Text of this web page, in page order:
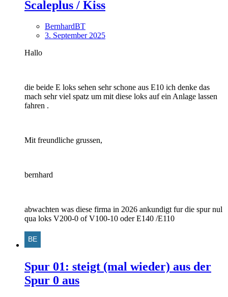
Scaleplus / Kiss
BernhardBT
3. September 2025
Hallo
die beide E loks sehen sehr schone aus E10 ich denke das
mach sehr viel spatz um mit diese loks auf ein Anlage lassen
fahren .
Mit freundliche grussen,
bernhard
abwachten was diese firma in 2026 ankundigt fur die spur nul
qua loks V200-0 of V100-10 oder E140 /E110
Spur 01: steigt (mal wieder) aus der
Spur 0 aus